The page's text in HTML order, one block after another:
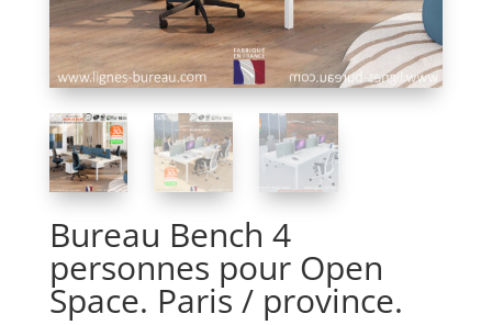
Bureau Bench 4
personnes pour Open
Space. Paris / province.